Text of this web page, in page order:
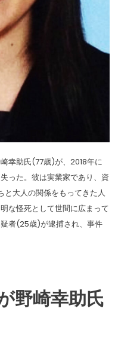
幸助氏(77歳)が、2018年に
った。彼は実業家であり、資
大人の関係をもってきた人
な怪死として世間に広まって
者(25歳)が逮捕され、事件
野崎幸助氏